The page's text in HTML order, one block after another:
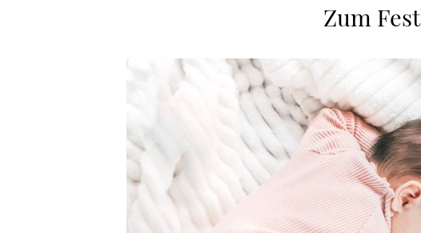
Zum